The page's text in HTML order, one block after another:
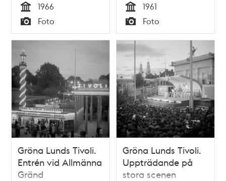
Tid
1966
Typ
Foto Tid
1961
Typ
Foto
Gröna Lunds Tivoli.
Entrén vid Allmänna
Gränd
Gröna Lunds Tivoli.
Uppträdande på
stora scenen